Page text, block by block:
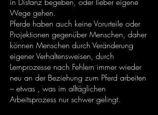
Wege gehen.
Pferde haben auch keine Vorurteile oder
Projektionen gegenüber Menschen, daher
können Menschen durch Veränderung
eigener Verhaltensweisen, durch
Lernprozesse nach Fehlern immer wieder
neu an der Beziehung zum Pferd arbeiten
– etwas , was im alltäglichen
Arbeitsprozess nur schwer gelingt.